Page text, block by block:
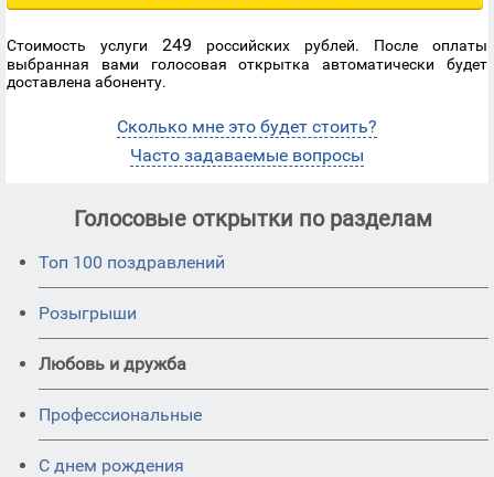
Стоимость услуги 249 российских рублей. После оплаты
выбранная вами голосовая открытка автоматически будет
доставлена абоненту.
Сколько мне это будет стоить?
Часто задаваемые вопросы
Голосовые открытки по разделам
Топ 100 поздравлений
Розыгрыши
Любовь и дружба
Профессиональные
С днем рождения